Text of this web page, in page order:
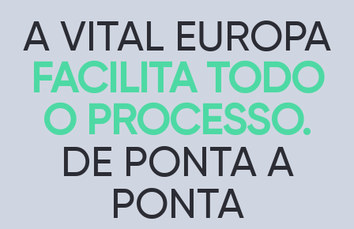
A VITAL EUROPA
FACILITA TODO
O PROCESSO.
DE PONTA A
PONTA